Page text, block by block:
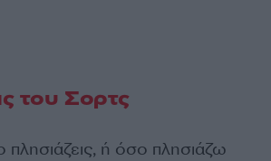
του Σορτς
πλησιάζεις, ή όσο πλησιάζω